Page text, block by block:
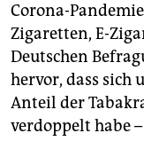
Corona-
Zigaretten, E-
Deutschen
hervor, dass sich
Anteil der
verdoppelt habe